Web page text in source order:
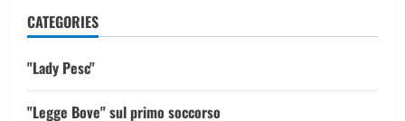
CATEGORIES
"Lady Pesc"
"Legge Bove" sul primo soccorso